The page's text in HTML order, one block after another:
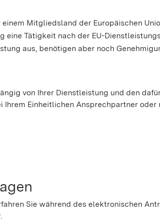
Mitgliedsland der Europäischen
eine Tätigkeit nach der EU-
aus, benötigen aber noch
von Ihrer Dienstleistung und den
Ihrem Einheitlichen Ansprechpartner
Sie während des elektronischen